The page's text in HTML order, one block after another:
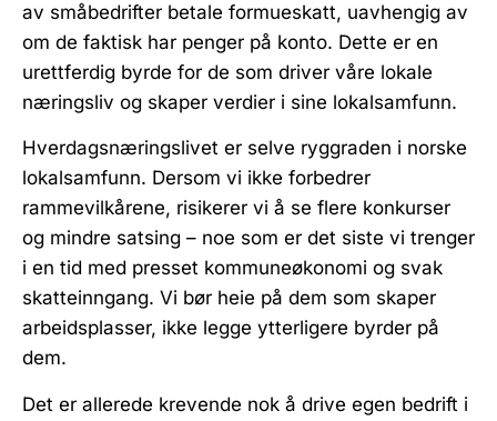
av småbedrifter betale formueskatt, uavhengig av
om de faktisk har penger på konto. Dette er en
urettferdig byrde for de som driver våre lokale
næringsliv og skaper verdier i sine lokalsamfunn.
Hverdagsnæringslivet er selve ryggraden i norske
lokalsamfunn. Dersom vi ikke forbedrer
rammevilkårene, risikerer vi å se flere konkurser
og mindre satsing – noe som er det siste vi trenger
i en tid med presset kommuneøkonomi og svak
skatteinngang. Vi bør heie på dem som skaper
arbeidsplasser, ikke legge ytterligere byrder på
dem.
Det er allerede krevende nok å drive egen bedrift i